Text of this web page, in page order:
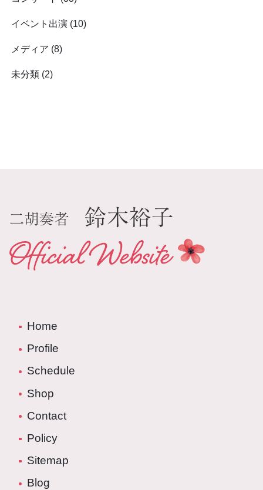
イベント出演 (10)
メディア (8)
未分類 (2)
Home
Profile
Schedule
Shop
Contact
Policy
Sitemap
Blog